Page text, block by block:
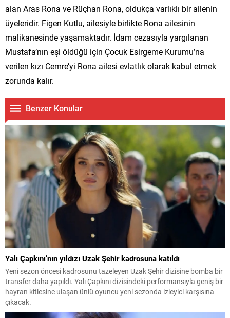
alan Aras Rona ve Rüçhan Rona, oldukça varlıklı bir ailenin
üyeleridir. Figen Kutlu, ailesiyle birlikte Rona ailesinin
malikanesinde yaşamaktadır. İdam cezasıyla yargılanan
Mustafa’nın eşi öldüğü için Çocuk Esirgeme Kurumu’na
verilen kızı Cemre’yi Rona ailesi evlatlık olarak kabul etmek
zorunda kalır.
Benzer Konular
Yalı Çapkını’nın yıldızı Uzak Şehir kadrosuna katıldı
Yeni sezon öncesi kadrosunu tazeleyen Uzak Şehir dizisine bomba bir
transfer daha yapıldı. Yalı Çapkını dizisindeki performansıyla geniş bir
hayran kitlesine ulaşan ünlü oyuncu yeni sezonda izleyici karşısına
çıkacak.